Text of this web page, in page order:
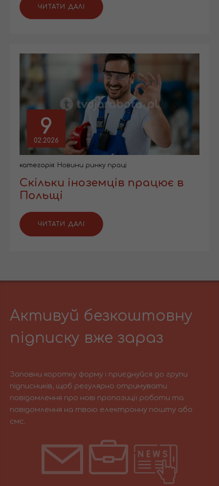
ЧИТАТИ ДАЛІ
9
02.2026
категорія: Новини ринку праці
Скільки іноземців працює в
Польщі
ЧИТАТИ ДАЛІ
Активуй безкоштовну
підписку вже зараз
Заповни коротку форму і приєднуйся до групи
підписників, щоб регулярно отримувати
повідомлення про нові пропозиції роботи та
повідомлення на твою електронну пошту або
смс.